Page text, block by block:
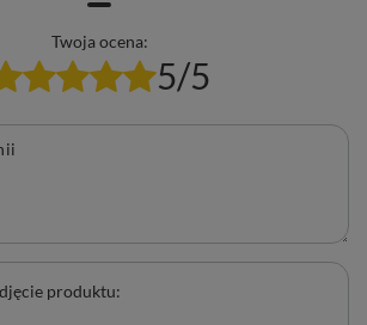
Twoja ocena:
5/5
produktu: